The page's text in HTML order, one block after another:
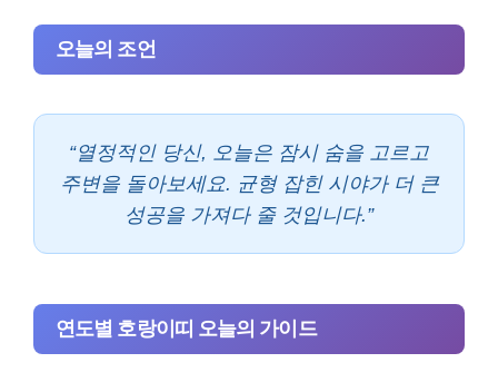
오늘의 조언
“열정적인 당신, 오늘은 잠시 숨을 고르고
주변을 돌아보세요. 균형 잡힌 시야가 더 큰
성공을 가져다 줄 것입니다.”
연도별 호랑이띠 오늘의 가이드